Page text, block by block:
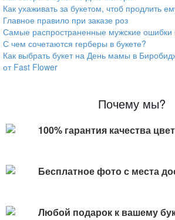
Как ухаживать за букетом, чтоб продлить
Главное правило при заказе роз
Самые распространенные мужские ошибки
С чем сочетаются герберы в букете?
Как выбрать букет на День мамы в
от Fast Flower
Почему мы?
100% гарантия качества
Бесплатное фото с места
Любой подарок к вашему